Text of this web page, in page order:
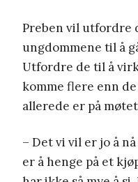
Preben vil utfordre
ungdommene til å
Utfordre de til å
komme flere enn
allerede er på
– Det vi vil er jo å
er å henge på et